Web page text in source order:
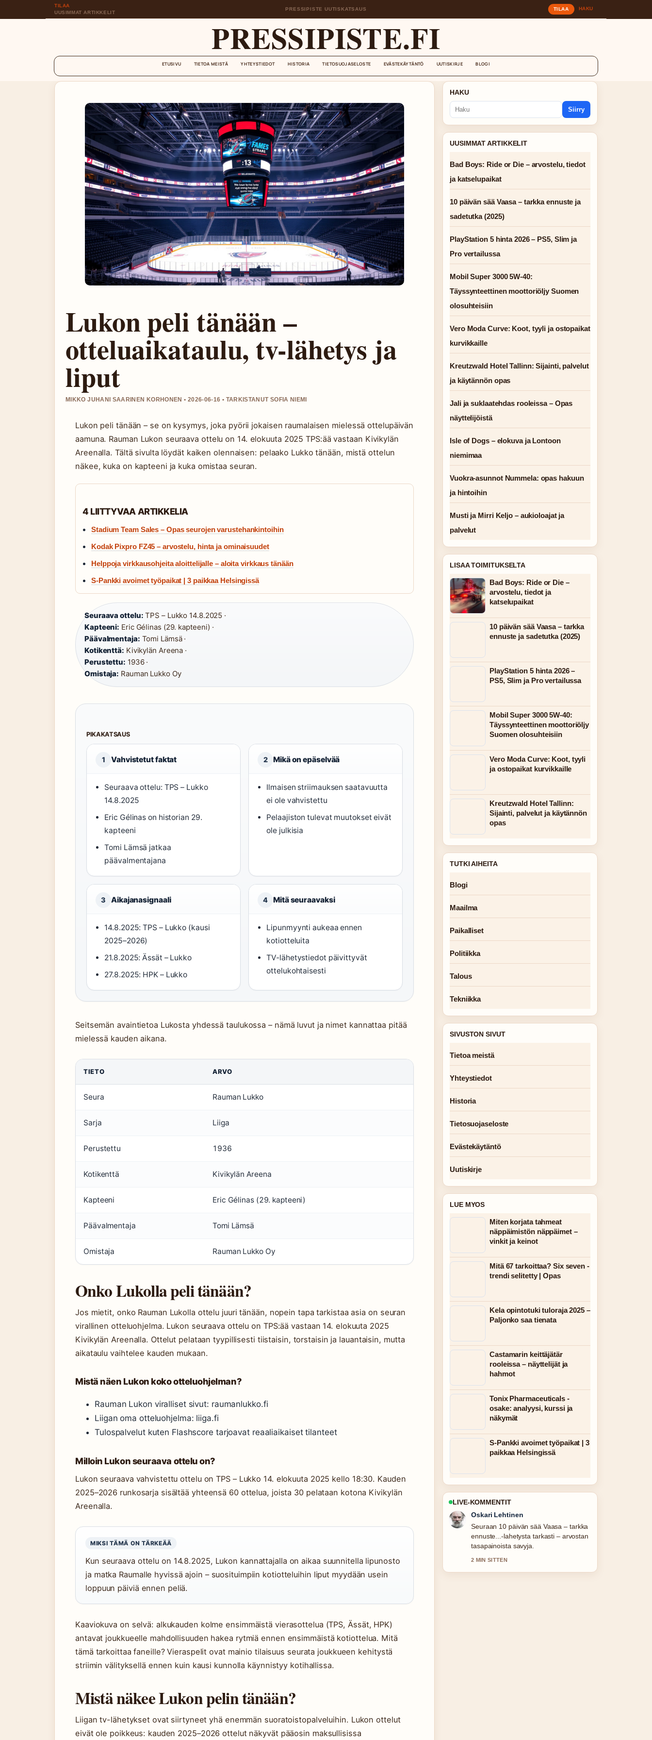
TILAA
UUSIMMAT ARTIKKELIT
PRESSIPISTE UUTISKATSAUS TILAA HAKU
PRESSIPISTE.FI
ETUSIVU TIETOA MEISTÄ YHTEYSTIEDOT HISTORIA TIETOSUOJASELOSTE EVÄSTEKÄYTÄNTÖ UUTISKIRJE BLOGI
Lukon peli tänään –
otteluaikataulu, tv-lähetys ja
liput
MIKKO JUHANI SAARINEN KORHONEN • 2026-06-16 • TARKISTANUT SOFIA NIEMI
Lukon peli tänään – se on kysymys, joka pyörii jokaisen raumalaisen mielessä ottelupäivän
aamuna. Rauman Lukon seuraava ottelu on 14. elokuuta 2025 TPS:ää vastaan Kivikylän
Areenalla. Tältä sivulta löydät kaiken olennaisen: pelaako Lukko tänään, mistä ottelun
näkee, kuka on kapteeni ja kuka omistaa seuran.
4 LIITTYVAA ARTIKKELIA
Stadium Team Sales – Opas seurojen varustehankintoihin
Kodak Pixpro FZ45 – arvostelu, hinta ja ominaisuudet
Helppoja virkkausohjeita aloittelijalle – aloita virkkaus tänään
S-Pankki avoimet työpaikat | 3 paikkaa Helsingissä
Seuraava ottelu: TPS – Lukko 14.8.2025 ·
Kapteeni: Eric Gélinas (29. kapteeni) ·
Päävalmentaja: Tomi Lämsä ·
Kotikenttä: Kivikylän Areena ·
Perustettu: 1936 ·
Omistaja: Rauman Lukko Oy
PIKAKATSAUS
1 Vahvistetut faktat
Seuraava ottelu: TPS – Lukko
14.8.2025
Eric Gélinas on historian 29.
kapteeni
Tomi Lämsä jatkaa
päävalmentajana
2 Mikä on epäselvää
Ilmaisen striimauksen saatavuutta
ei ole vahvistettu
Pelaajiston tulevat muutokset eivät
ole julkisia
3 Aikajanasignaali
14.8.2025: TPS – Lukko (kausi
2025–2026)
21.8.2025: Ässät – Lukko
27.8.2025: HPK – Lukko
4 Mitä seuraavaksi
Lipunmyynti aukeaa ennen
kotiotteluita
TV-lähetystiedot päivittyvät
ottelukohtaisesti
Seitsemän avaintietoa Lukosta yhdessä taulukossa – nämä luvut ja nimet kannattaa pitää
mielessä kauden aikana.
TIETO ARVO
Seura Rauman Lukko
Sarja Liiga
Perustettu 1936
Kotikenttä Kivikylän Areena
Kapteeni Eric Gélinas (29. kapteeni)
Päävalmentaja Tomi Lämsä
Omistaja Rauman Lukko Oy
Onko Lukolla peli tänään?
Jos mietit, onko Rauman Lukolla ottelu juuri tänään, nopein tapa tarkistaa asia on seuran
virallinen otteluohjelma. Lukon seuraava ottelu on TPS:ää vastaan 14. elokuuta 2025
Kivikylän Areenalla. Ottelut pelataan tyypillisesti tiistaisin, torstaisin ja lauantaisin, mutta
aikataulu vaihtelee kauden mukaan.
Mistä näen Lukon koko otteluohjelman?
Rauman Lukon viralliset sivut: raumanlukko.fi
Liigan oma otteluohjelma: liiga.fi
Tulospalvelut kuten Flashscore tarjoavat reaaliaikaiset tilanteet
Milloin Lukon seuraava ottelu on?
Lukon seuraava vahvistettu ottelu on TPS – Lukko 14. elokuuta 2025 kello 18:30. Kauden
2025–2026 runkosarja sisältää yhteensä 60 ottelua, joista 30 pelataan kotona Kivikylän
Areenalla.
MIKSI TÄMÄ ON TÄRKEÄÄ
Kun seuraava ottelu on 14.8.2025, Lukon kannattajalla on aikaa suunnitella lipunosto
ja matka Raumalle hyvissä ajoin – suosituimpiin kotiotteluihin liput myydään usein
loppuun päiviä ennen peliä.
Kaaviokuva on selvä: alkukauden kolme ensimmäistä vierasottelua (TPS, Ässät, HPK)
antavat joukkueelle mahdollisuuden hakea rytmiä ennen ensimmäistä kotiottelua. Mitä
tämä tarkoittaa faneille? Vieraspelit ovat mainio tilaisuus seurata joukkueen kehitystä
striimin välityksellä ennen kuin kausi kunnolla käynnistyy kotihallissa.
Mistä näkee Lukon pelin tänään?
Liigan tv-lähetykset ovat siirtyneet yhä enemmän suoratoistopalveluihin. Lukon ottelut
eivät ole poikkeus: kauden 2025–2026 ottelut näkyvät pääosin maksullisissa
HAKU
Siirry
UUSIMMAT ARTIKKELIT
Bad Boys: Ride or Die – arvostelu, tiedot
ja katselupaikat
10 päivän sää Vaasa – tarkka ennuste ja
sadetutka (2025)
PlayStation 5 hinta 2026 – PS5, Slim ja
Pro vertailussa
Mobil Super 3000 5W-40:
Täyssynteettinen moottoriöljy Suomen
olosuhteisiin
Vero Moda Curve: Koot, tyyli ja ostopaikat
kurvikkaille
Kreutzwald Hotel Tallinn: Sijainti, palvelut
ja käytännön opas
Jali ja suklaatehdas rooleissa – Opas
näyttelijöistä
Isle of Dogs – elokuva ja Lontoon
niemimaa
Vuokra-asunnot Nummela: opas hakuun
ja hintoihin
Musti ja Mirri Keljo – aukioloajat ja
palvelut
LISAA TOIMITUKSELTA
Bad Boys: Ride or Die –
arvostelu, tiedot ja
katselupaikat
10 päivän sää Vaasa – tarkka
ennuste ja sadetutka (2025)
PlayStation 5 hinta 2026 –
PS5, Slim ja Pro vertailussa
Mobil Super 3000 5W-40:
Täyssynteettinen moottoriöljy
Suomen olosuhteisiin
Vero Moda Curve: Koot, tyyli
ja ostopaikat kurvikkaille
Kreutzwald Hotel Tallinn:
Sijainti, palvelut ja käytännön
opas
TUTKI AIHEITA
Blogi
Maailma
Paikalliset
Politiikka
Talous
Tekniikka
SIVUSTON SIVUT
Tietoa meistä
Yhteystiedot
Historia
Tietosuojaseloste
Evästekäytäntö
Uutiskirje
LUE MYOS
Miten korjata tahmeat
näppäimistön näppäimet –
vinkit ja keinot
Mitä 67 tarkoittaa? Six seven -
trendi selitetty | Opas
Kela opintotuki tuloraja 2025 –
Paljonko saa tienata
Castamarin keittäjätär
rooleissa – näyttelijät ja
hahmot
Tonix Pharmaceuticals -
osake: analyysi, kurssi ja
näkymät
S-Pankki avoimet työpaikat | 3
paikkaa Helsingissä
LIVE-KOMMENTIT
Sanni Heikkinen
Hyvaa taustoitusta aiheesta PlayStation
5 hinta 2026 – PS5, Slim.... Pytkethan
taman livesaikeen ajan tasalla.
4 MIN SITTEN